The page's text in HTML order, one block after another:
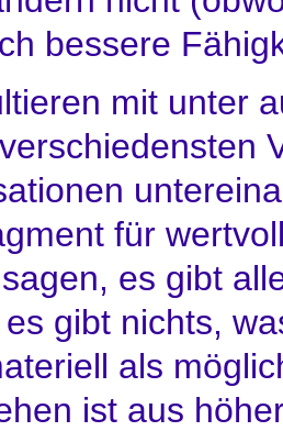
bessere
mit unter
für
es gibt
gibt nichts,
als
ist aus